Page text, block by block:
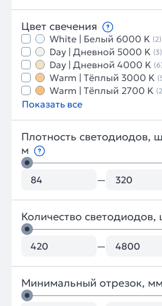
Цвет свечения
White | Белый 6000 K (2)
Day | Дневной 5000 K (3)
Day | Дневной 4000 K (6)
Warm | Тёплый 3000 K
Warm | Тёплый 2700 K
Показать все
Плотность светодиодов,
м
—
Количество светодиодов,
—
Минимальный отрезок, мм